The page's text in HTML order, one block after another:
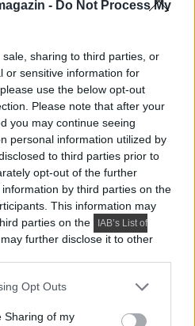
- Do Not Process My
sharing to third parties, or
or sensitive information for
use the below opt-out
Please note that after your
you may continue seeing
personal information utilized by
to third parties prior to
opt-out of the further
by third parties on the
This information may
parties on the
IAB’s List of
further disclose it to other
app uses one or more Google
behaviour. You may click to
Opt Outs
Sharing of my